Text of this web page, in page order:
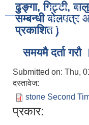
लाग्ने समय:
सेवा दिने
सेवा प्रकार:
ढुङ्गा, गिट्टी,
सम्बन्धी बोलपत्र
प्रकाशित )
समयमै दर्ता गरौ
Submitted on: Thu,
दस्तावेज:
stone Second
प्रकार: